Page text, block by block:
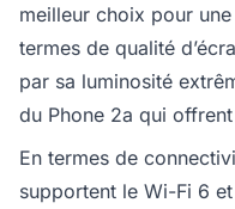
meilleur choix pour
termes de qualité
par sa luminosité
du Phone 2a qui
En termes de
supportent le Wi-Fi 6